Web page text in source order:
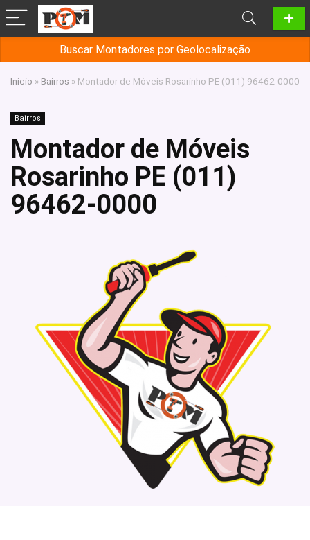
Buscar Montadores por Geolocalização
Início » Bairros » Montador de Móveis Rosarinho PE (011) 96462-0000
Bairros
Montador de Móveis
Rosarinho PE (011)
96462-0000